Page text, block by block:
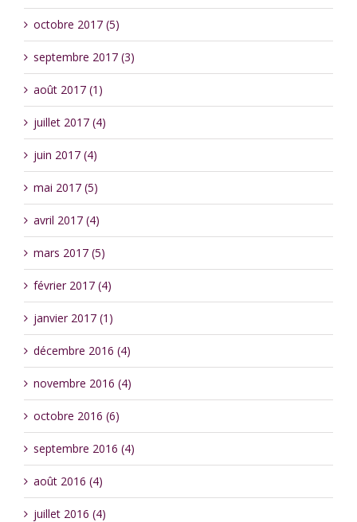
octobre 2017 (5)
septembre 2017 (3)
août 2017 (1)
juillet 2017 (4)
juin 2017 (4)
mai 2017 (5)
avril 2017 (4)
mars 2017 (5)
février 2017 (4)
janvier 2017 (1)
décembre 2016 (4)
novembre 2016 (4)
octobre 2016 (6)
septembre 2016 (4)
août 2016 (4)
juillet 2016 (4)